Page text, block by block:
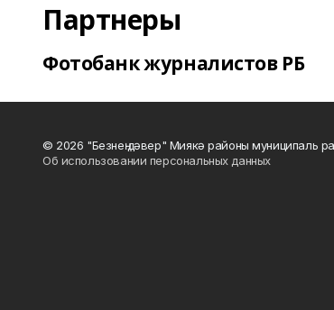
Партнеры
Фотобанк журналистов РБ
© 2026 "Безнең дәвер" Миякә районы муниципаль
Об использовании персональных данных